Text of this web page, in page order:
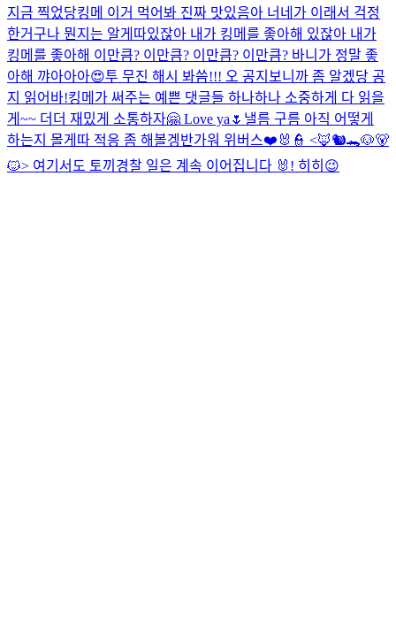
지금 찍었당킹메 이거 먹어봐 진짜 맛있음아 너네가 이래서 걱정
한거구나 뭔지는 알게따있잖아 내가 킹메를 좋아해 있잖아 내가
킹메를 좋아해 이만큼? 이만큼? 이만큼? 이만큼? 바니가 정말 좋
아해 꺄아아아😍투 무진 해시 봐씀!!! 오 공지보니까 좀 알겠당 공
지 읽어바!킹메가 써주는 예쁜 댓글들 하나하나 소중하게 다 읽을
게~~ 더더 재밌게 소통하자🤗 Love ya🌷 낼름 구름 아직 어떻게
하는지 몰게따 적응 좀 해볼겡반가워 위버스❤️ 🐰👮 <🦊🐿️🐊🐶🐻
🐱> 여기서도 토끼경찰 일은 계속 이어집니다 🐰! 히히 😉